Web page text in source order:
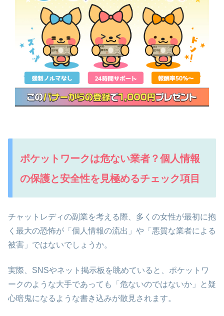
ポケットワークは危ない業者？個人情報
の保護と安全性を見極めるチェック項目
チャットレディの副業を考える際、多くの女性が最初に抱
く最大の恐怖が「個人情報の流出」や「悪質な業者による
被害」ではないでしょうか。
実際、SNSやネット掲示板を眺めていると、ポケットワ
ークのような大手であっても「危ないのではないか」と疑
心暗鬼になるような書き込みが散見されます。